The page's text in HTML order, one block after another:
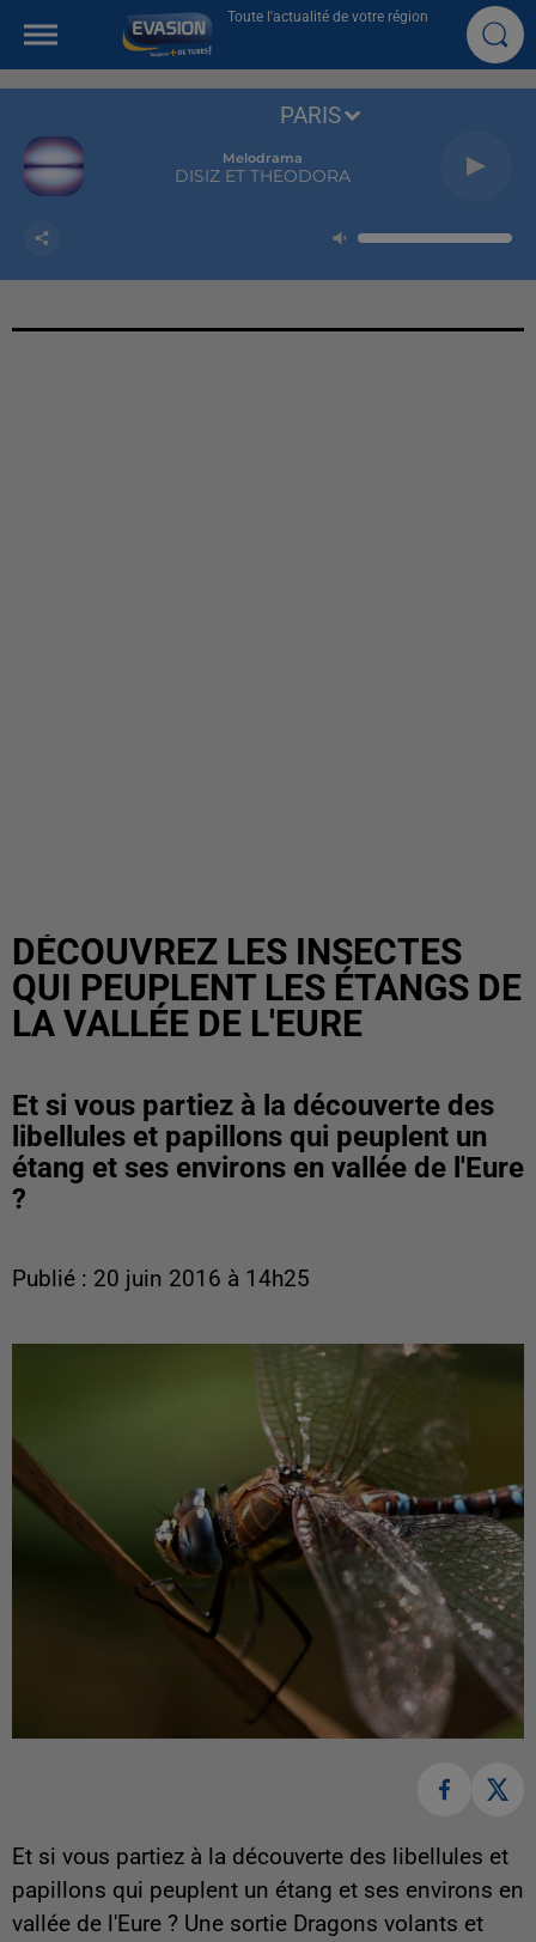
Toute l'actualité de votre région
Melodrama
DISIZ ET THEODORA
PARIS
DÉCOUVREZ LES INSECTES
QUI PEUPLENT LES ÉTANGS DE
LA VALLÉE DE L'EURE
Et si vous partiez à la découverte des
libellules et papillons qui peuplent un
étang et ses environs en vallée de l'Eure
?
Publié : 20 juin 2016 à 14h25
Et si vous partiez à la découverte des libellules et
papillons qui peuplent un étang et ses environs en
vallée de l'Eure ? Une sortie Dragons volants et